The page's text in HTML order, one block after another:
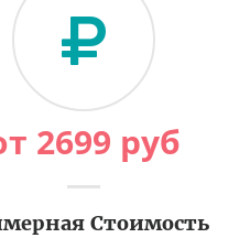
2699 руб
Стоимость